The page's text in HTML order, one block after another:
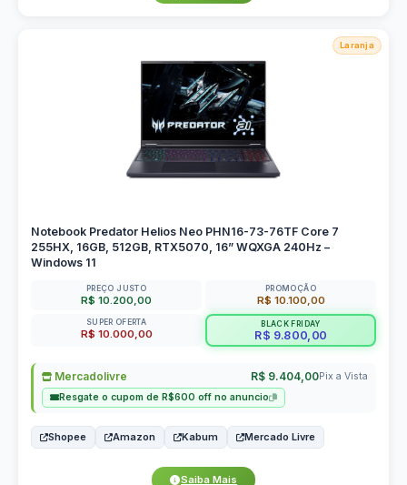
Laranja
Notebook Predator Helios Neo PHN16-73-76TF Core 7
255HX, 16GB, 512GB, RTX5070, 16” WQXGA 240Hz –
Windows 11
PREÇO JUSTO
R$ 10.200,00
PROMOÇÃO
R$ 10.100,00
SUPER OFERTA
R$ 10.000,00
BLACK FRIDAY
R$ 9.800,00
Mercadolivre R$ 9.404,00Pix a Vista
Resgate o cupom de R$600 off no anuncio
Shopee Amazon Kabum Mercado Livre
Saiba Mais